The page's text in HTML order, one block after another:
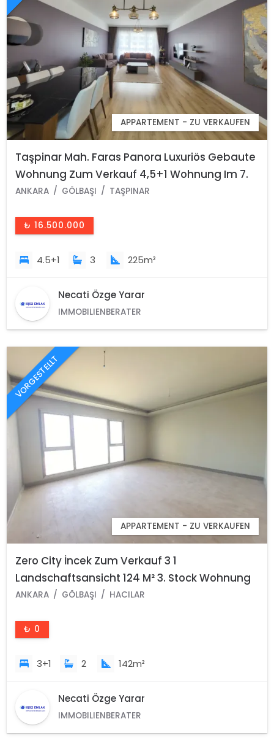
APPARTEMENT - ZU VERKAUFEN
Taşpinar Mah. Faras Panora Luxuriös Gebaute
Wohnung Zum Verkauf 4,5+1 Wohnung Im 7.
Stock Gölbaşi Ankara
ANKARA GÖLBAŞI TAŞPINAR
₺ 16.500.000
4.5+1 3 225m²
Necati Özge Yarar
IMMOBILIENBERATER
VORGESTELLT
APPARTEMENT - ZU VERKAUFEN
Zero City İncek Zum Verkauf 3 1
Landschaftsansicht 124 M² 3. Stock Wohnung
Hacılar Stadtteil Gölbaşı Ankara
ANKARA GÖLBAŞI HACILAR
₺ 0
3+1 2 142m²
Necati Özge Yarar
IMMOBILIENBERATER